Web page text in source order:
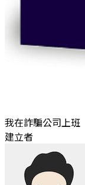
我在詐騙公司上班
建立者